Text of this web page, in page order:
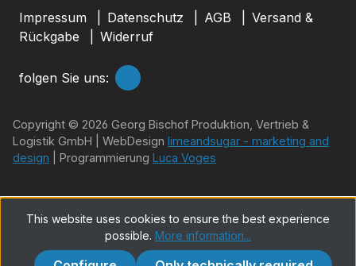
Impressum
Datenschutz AGB
Versand &
Rückgabe
Widerruf
folgen Sie uns:
Copyright © 2026 Georg Bischof Produktion, Vertrieb &
Logistik GmbH | WebDesign limeandsugar - marketing and
design | Programmierung Luca Voges
This website uses cookies to ensure the best experience
possible. More information...